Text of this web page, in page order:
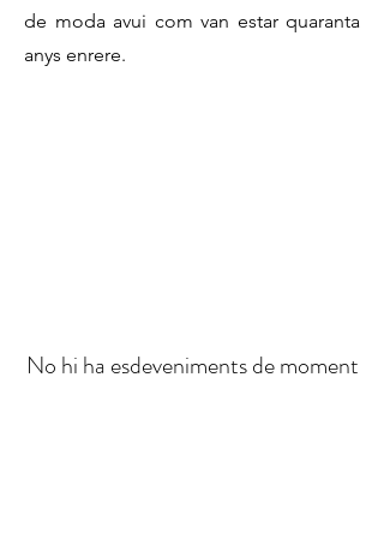
de moda avui com van estar quaranta
anys enrere.
No hi ha esdeveniments de moment